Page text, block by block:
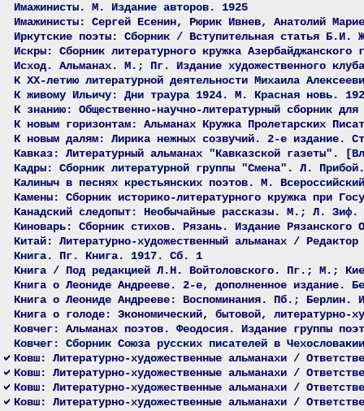
Имажинисты. М. Издание авторов. 1925
Имажинисты: Сергей Есенин, Рюрик Ивнев, Анатолий
Иркутские поэты: Сборник / Вступительная статья Б.И.
Искры: Сборник литературного кружка
Исход. Альманах. М.; Пг. Издание художественного
К XX-летию литературной деятельности Михаила
К живому Ильичу: Дни траура 1924. М. Красная новь.
К знанию: Общественно-научно-литературный сборник
К новым горизонтам: Альманах Кружка Пролетарских
К новым далям: Лирика нежных созвучий. 2-е издание.
Кавказ: Литературный альманах "Кавказской газеты".
Кадры: Сборник литературной группы "Смена". Л.
Калиныч в песнях крестьянских поэтов. М.
Камены: Сборник историко-литературного кружка при
Канадский следопыт: Необычайные рассказы. М.; Л.
Киноварь: Сборник стихов. Рязань. Издание Рязанского
Китай: Литературно-художественный альманах /
Книга. Пг. Книга. 1917. Сб. 1
Книга / Под редакцией Л.Н. Войтоловского. Пг.; М.;
Книга о Леониде Андрееве. 2-е, дополненное издание.
Книга о Леониде Андрееве: Воспоминания. Пб.; Берлин.
Книга о голоде: Экономический, бытовой, литературно-
Ковчег: Альманах поэтов. Феодосия. Издание группы
Ковчег: Сборник Союза русских писателей в
Ковш: Литературно-художественные альманахи /
Ковш: Литературно-художественные альманахи /
Ковш: Литературно-художественные альманахи /
Ковш: Литературно-художественные альманахи /